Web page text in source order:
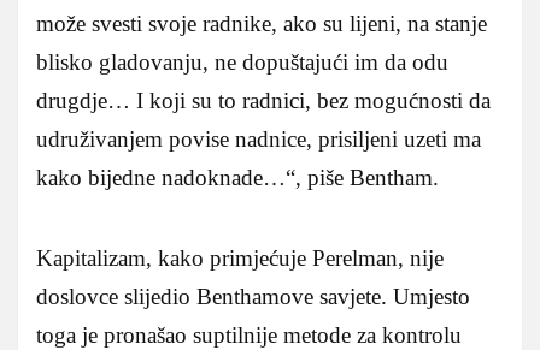
može svesti svoje radnike, ako su lijeni, na stanje
blisko gladovanju, ne dopuštajući im da odu
drugdje… I koji su to radnici, bez mogućnosti da
udruživanjem povise nadnice, prisiljeni uzeti ma
kako bijedne nadoknade…“, piše Bentham.
Kapitalizam, kako primjećuje Perelman, nije
doslovce slijedio Benthamove savjete. Umjesto
toga je pronašao suptilnije metode za kontrolu